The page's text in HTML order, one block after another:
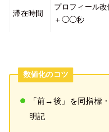
滞在時間
プロフィール改
＋◯◯秒
数値化のコツ
「前→後」を同指標
明記